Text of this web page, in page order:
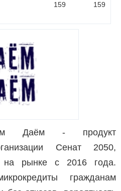
159 159
Даём - продукт
Сенат 2050,
на рынке с 2016 года.
гражданам